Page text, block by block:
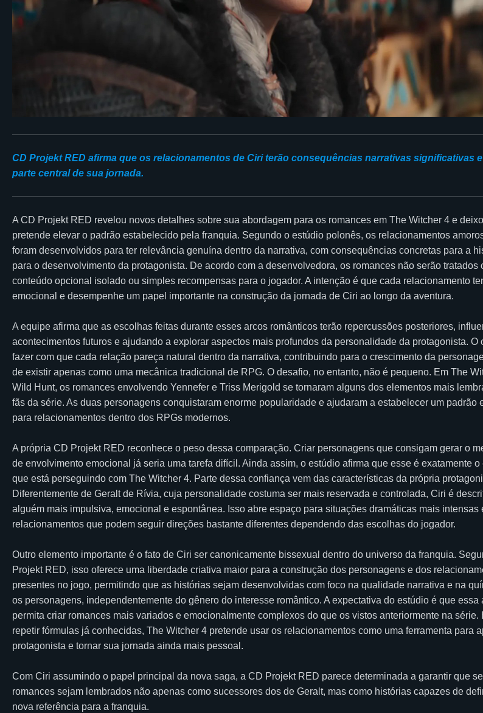
CD Projekt RED afirma que os relacionamentos de Ciri terão consequências narrativas significativas
parte central de sua jornada.
A CD Projekt RED revelou novos detalhes sobre sua abordagem para os romances em The Witcher 4 e
pretende elevar o padrão estabelecido pela franquia. Segundo o estúdio polonês, os relacionamentos
foram desenvolvidos para ter relevância genuína dentro da narrativa, com consequências concretas para a
para o desenvolvimento da protagonista. De acordo com a desenvolvedora, os romances não serão tratados
conteúdo opcional isolado ou simples recompensas para o jogador. A intenção é que cada relacionamento
emocional e desempenhe um papel importante na construção da jornada de Ciri ao longo da aventura.
A equipe afirma que as escolhas feitas durante esses arcos românticos terão repercussões posteriores,
acontecimentos futuros e ajudando a explorar aspectos mais profundos da personalidade da protagonista. O
fazer com que cada relação pareça natural dentro da narrativa, contribuindo para o crescimento da
de existir apenas como uma mecânica tradicional de RPG. O desafio, no entanto, não é pequeno. Em The
Wild Hunt, os romances envolvendo Yennefer e Triss Merigold se tornaram alguns dos elementos mais
fãs da série. As duas personagens conquistaram enorme popularidade e ajudaram a estabelecer um padrão
para relacionamentos dentro dos RPGs modernos.
A própria CD Projekt RED reconhece o peso dessa comparação. Criar personagens que consigam gerar o
de envolvimento emocional já seria uma tarefa difícil. Ainda assim, o estúdio afirma que esse é exatamente o
que está perseguindo com The Witcher 4. Parte dessa confiança vem das características da própria
Diferentemente de Geralt de Rívia, cuja personalidade costuma ser mais reservada e controlada, Ciri é
alguém mais impulsiva, emocional e espontânea. Isso abre espaço para situações dramáticas mais intensas
relacionamentos que podem seguir direções bastante diferentes dependendo das escolhas do jogador.
Outro elemento importante é o fato de Ciri ser canonicamente bissexual dentro do universo da franquia.
Projekt RED, isso oferece uma liberdade criativa maior para a construção dos personagens e dos
presentes no jogo, permitindo que as histórias sejam desenvolvidas com foco na qualidade narrativa e na
os personagens, independentemente do gênero do interesse romântico. A expectativa do estúdio é que essa
permita criar romances mais variados e emocionalmente complexos do que os vistos anteriormente na série.
repetir fórmulas já conhecidas, The Witcher 4 pretende usar os relacionamentos como uma ferramenta para
protagonista e tornar sua jornada ainda mais pessoal.
Com Ciri assumindo o papel principal da nova saga, a CD Projekt RED parece determinada a garantir que
romances sejam lembrados não apenas como sucessores dos de Geralt, mas como histórias capazes de
nova referência para a franquia.